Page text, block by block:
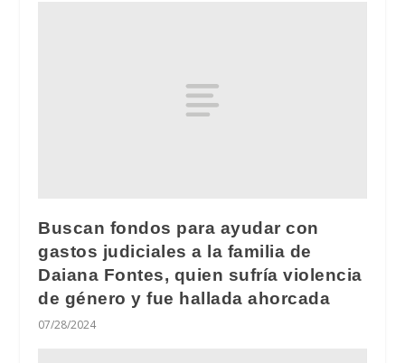
Buscan fondos para ayudar con
gastos judiciales a la familia de
Daiana Fontes, quien sufría violencia
de género y fue hallada ahorcada
07/28/2024